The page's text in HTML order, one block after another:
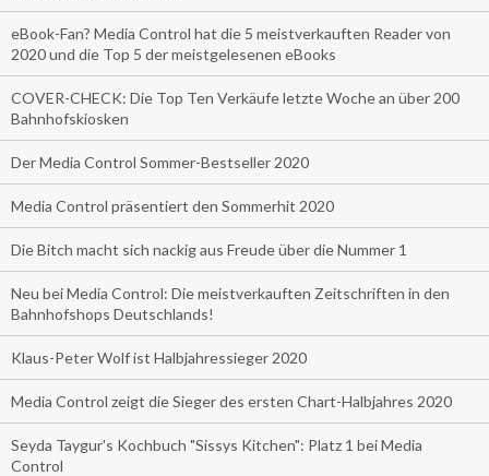
eBook-Fan? Media Control hat die 5 meistverkauften Reader von
2020 und die Top 5 der meistgelesenen eBooks
COVER-CHECK: Die Top Ten Verkäufe letzte Woche an über 200
Bahnhofskiosken
Der Media Control Sommer-Bestseller 2020
Media Control präsentiert den Sommerhit 2020
Die Bitch macht sich nackig aus Freude über die Nummer 1
Neu bei Media Control: Die meistverkauften Zeitschriften in den
Bahnhofshops Deutschlands!
Klaus-Peter Wolf ist Halbjahressieger 2020
Media Control zeigt die Sieger des ersten Chart-Halbjahres 2020
Seyda Taygur's Kochbuch "Sissys Kitchen": Platz 1 bei Media
Control